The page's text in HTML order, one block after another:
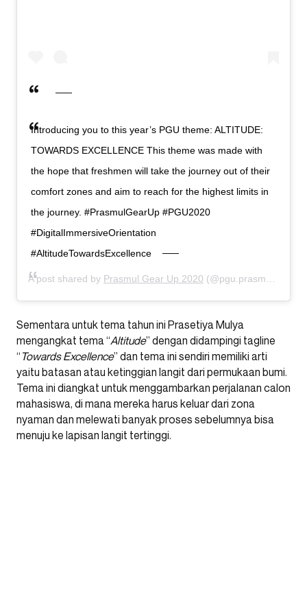
Introducing you to this year’s PGU theme: ALTITUDE:
TOWARDS EXCELLENCE This theme was made with
the hope that freshmen will take the journey out of their
comfort zones and aim to reach for the highest limits in
the journey. #PrasmulGearUp #PGU2020
#DigitalImmersiveOrientation
#AltitudeTowardsExcellence
A post shared by Prasmul Gear Up 2020 (@pgu.prasmul) on
Sementara untuk tema tahun ini Prasetiya Mulya
mengangkat tema “Altitude” dengan didampingi tagline
“ Towards Excellence” dan tema ini sendiri memiliki arti
yaitu batasan atau ketinggian langit dari permukaan bumi.
Tema ini diangkat untuk menggambarkan perjalanan calon
mahasiswa, di mana mereka harus keluar dari zona
nyaman dan melewati banyak proses sebelumnya bisa
menuju ke lapisan langit tertinggi.